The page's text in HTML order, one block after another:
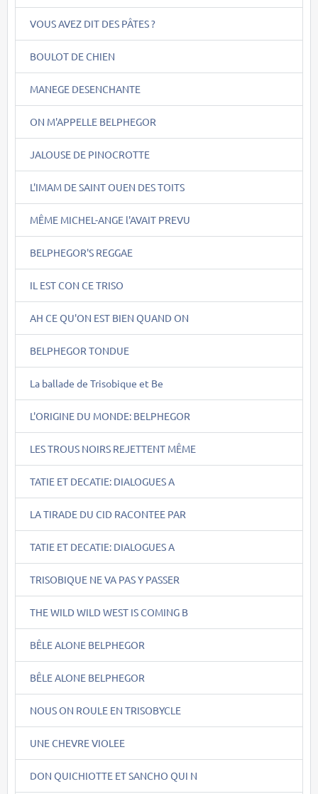
VOUS AVEZ DIT DES PÂTES ?
BOULOT DE CHIEN
MANEGE DESENCHANTE
ON M'APPELLE BELPHEGOR
JALOUSE DE PINOCROTTE
L'IMAM DE SAINT OUEN DES TOITS
MÊME MICHEL-ANGE l'AVAIT PREVU
BELPHEGOR'S REGGAE
IL EST CON CE TRISO
AH CE QU'ON EST BIEN QUAND ON
BELPHEGOR TONDUE
La ballade de Trisobique et Be
L'ORIGINE DU MONDE: BELPHEGOR
LES TROUS NOIRS REJETTENT MÊME
TATIE ET DECATIE: DIALOGUES A
LA TIRADE DU CID RACONTEE PAR
TATIE ET DECATIE: DIALOGUES A
TRISOBIQUE NE VA PAS Y PASSER
THE WILD WILD WEST IS COMING B
BÊLE ALONE BELPHEGOR
BÊLE ALONE BELPHEGOR
NOUS ON ROULE EN TRISOBYCLE
UNE CHEVRE VIOLEE
DON QUICHIOTTE ET SANCHO QUI N